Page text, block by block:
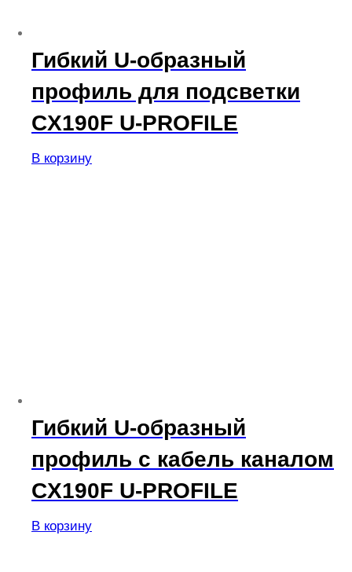
Гибкий U-образный
профиль для подсветки
CX190F U-PROFILE
В корзину
Гибкий U-образный
профиль с кабель каналом
CX190F U-PROFILE
В корзину